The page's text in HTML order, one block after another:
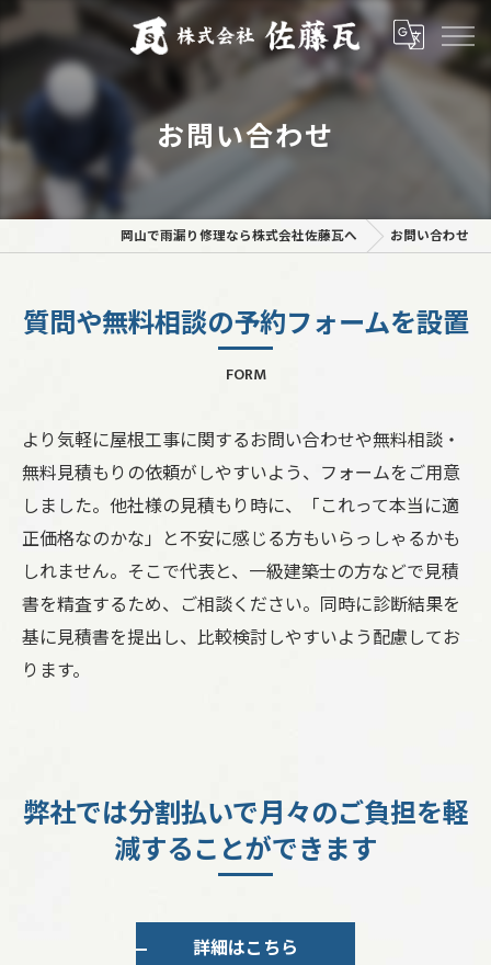
お問い合わせ
岡山で雨漏り修理なら株式会社佐藤瓦へ お問い合わせ
質問や無料相談の予約フォームを設置
FORM
より気軽に屋根工事に関するお問い合わせや無料相談・
無料見積もりの依頼がしやすいよう、フォームをご用意
しました。他社様の見積もり時に、「これって本当に適
正価格なのかな」と不安に感じる方もいらっしゃるかも
しれません。そこで代表と、一級建築士の方などで見積
書を精査するため、ご相談ください。同時に診断結果を
基に見積書を提出し、比較検討しやすいよう配慮してお
ります。
弊社では分割払いで月々のご負担を軽
減することができます
詳細はこちら